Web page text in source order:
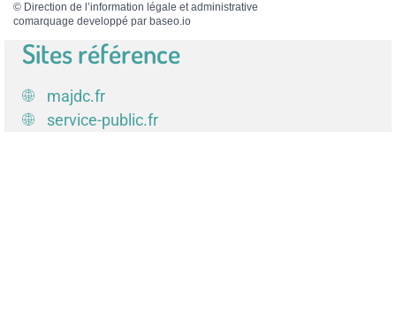
© Direction de l’information légale et administrative
comarquage developpé par baseo.io
Sites référence
majdc.fr
service-public.fr